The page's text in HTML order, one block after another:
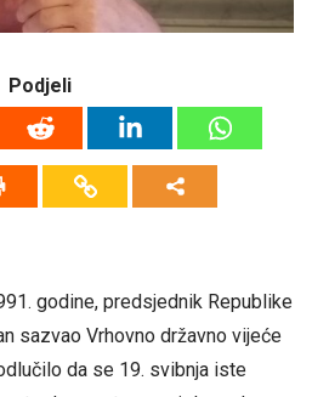
Podjeli
godine, predsjednik Republike
sazvao Vrhovno državno vijeće
da se 19. svibnja iste